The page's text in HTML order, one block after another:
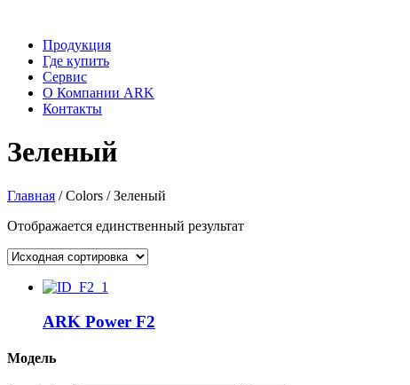
Продукция
Где купить
Сервис
О Компании ARK
Контакты
Зеленый
Главная / Colors / Зеленый
Отображается единственный результат
ARK Power F2
Модель